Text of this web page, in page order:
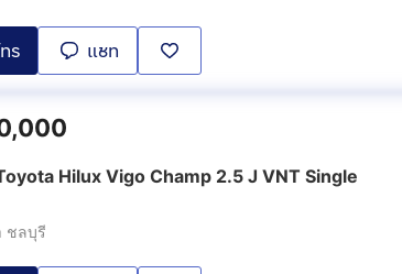
ร แชท
Hilux Vigo Champ 2.5 J VNT Single
ชลบุรี